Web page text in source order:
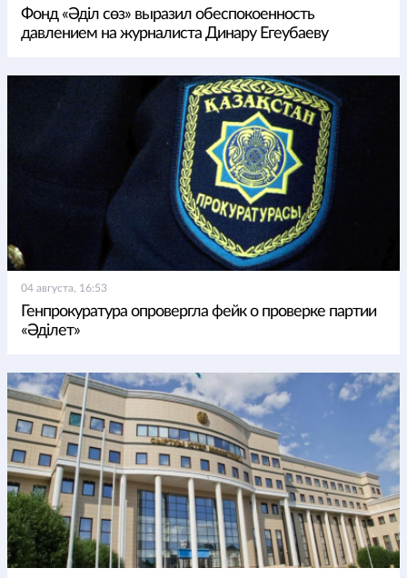
Фонд «Әділ сөз» выразил обеспокоенность
давлением на журналиста Динару Егеубаеву
04 августа, 16:53
Генпрокуратура опровергла фейк о проверке партии
«Әділет»